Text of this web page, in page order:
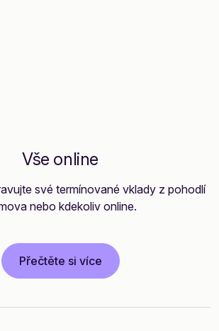
Vše online
své termínované vklady z pohodlí
nebo kdekoliv online.
Přečtěte si více